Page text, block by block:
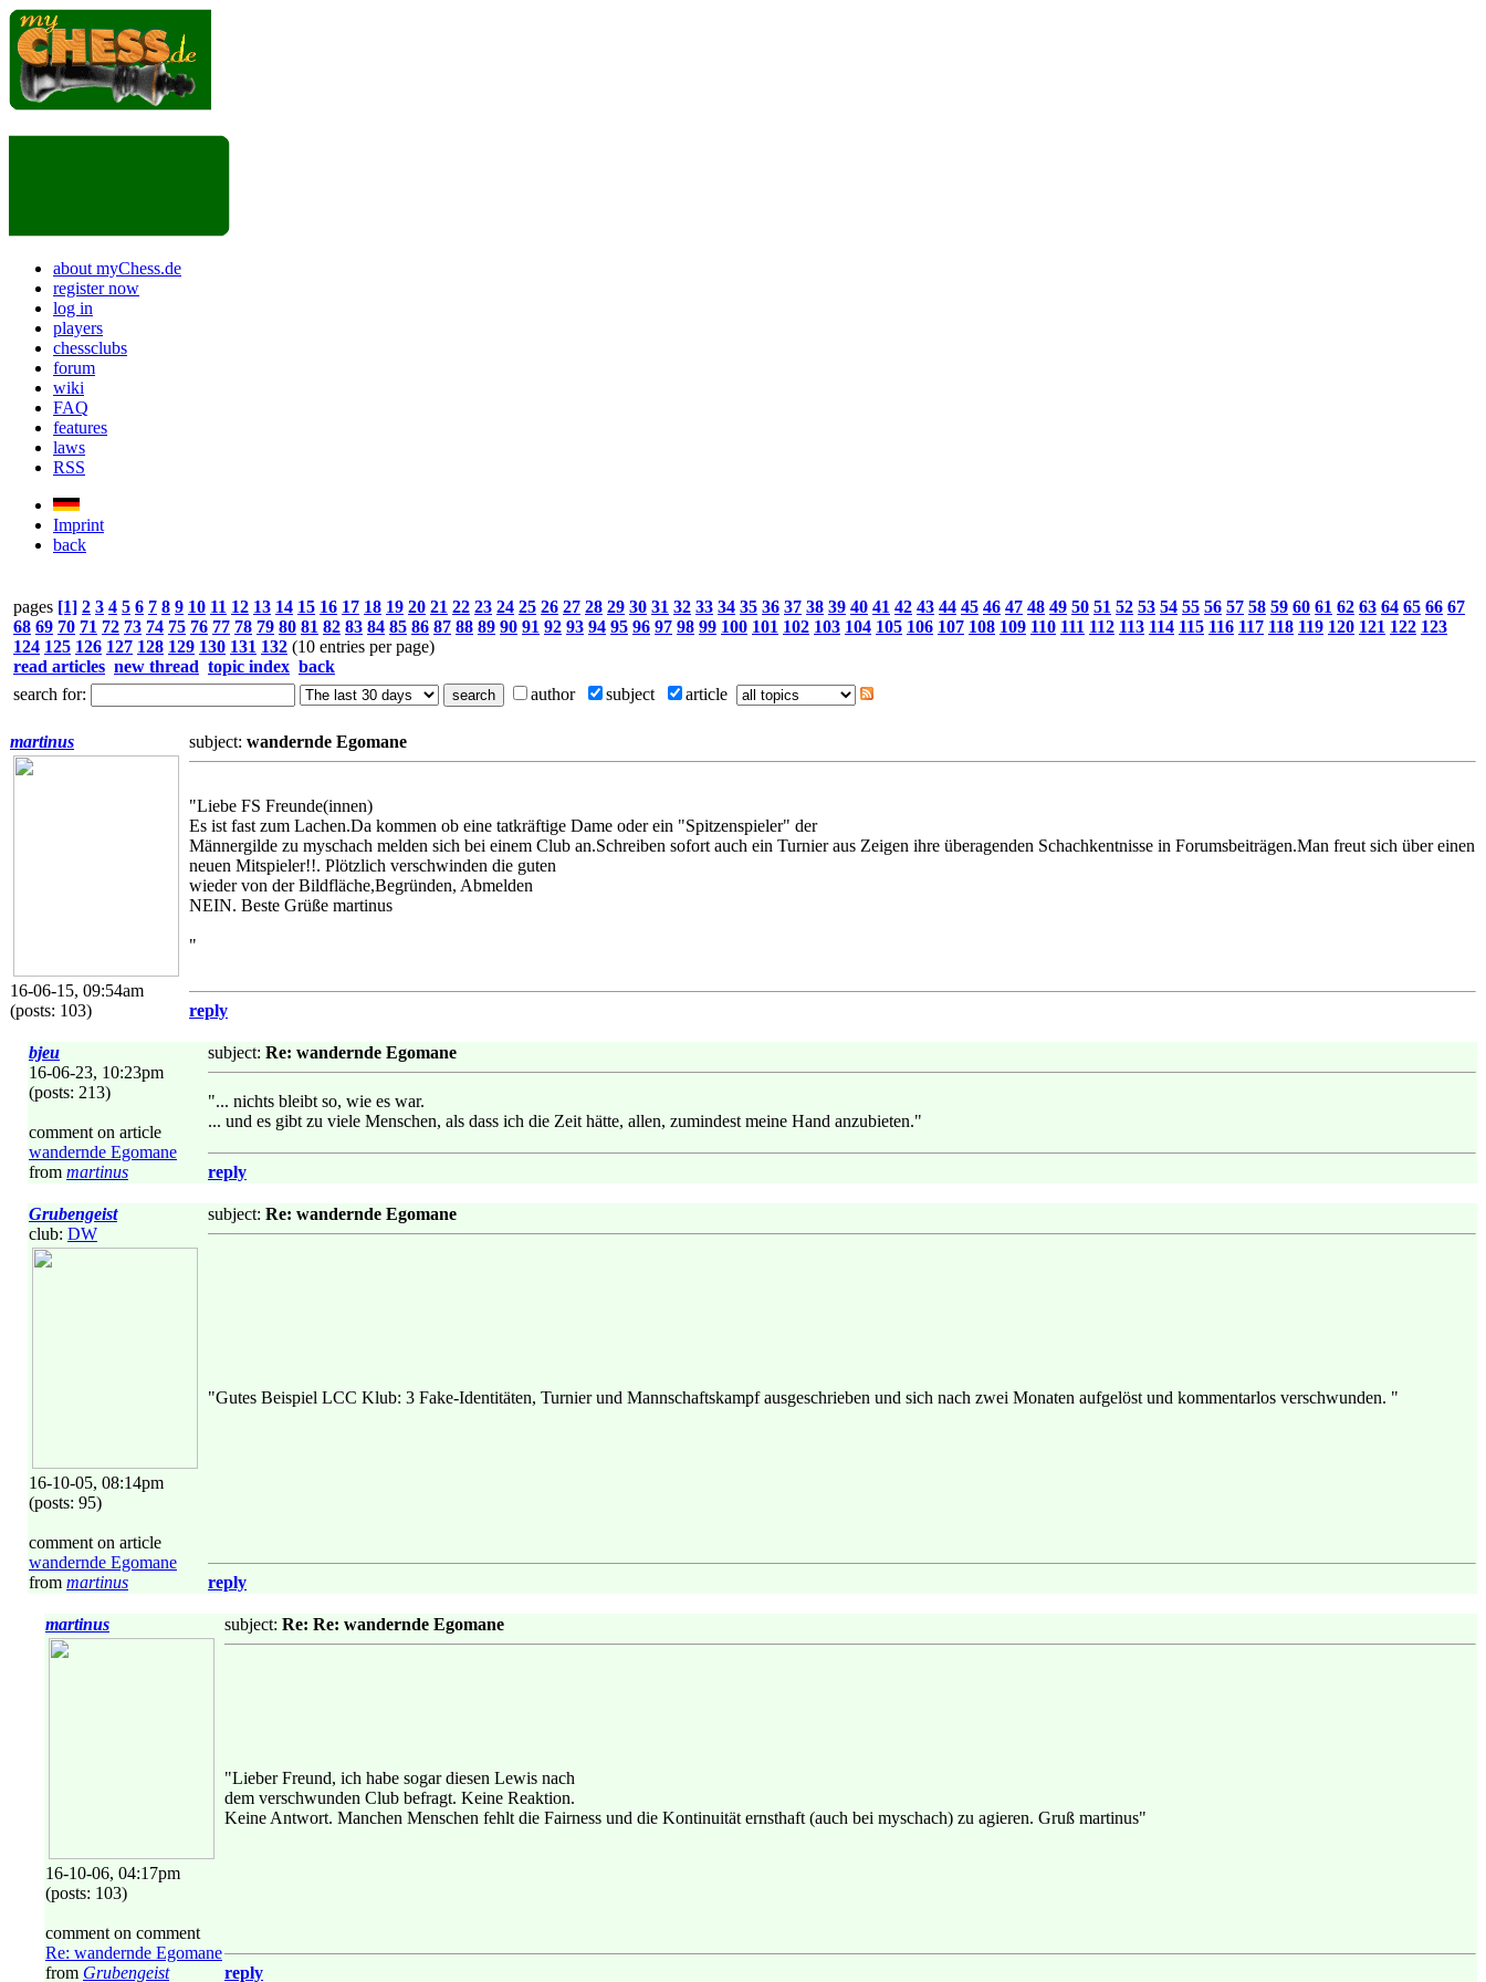
about myChess.de
register now
log in
players
chessclubs
forum
wiki
FAQ
features
laws
RSS
Imprint
back
pages [1] 2 3 4 5 6 7 8 9 10 11 12 13 14 15 16 17 18 19 20 21 22 23 24 25 26 27 28 29 30 31 32 33 34 35 36 37 38 39 40 41 42 43 44 45 46 47 48 49 50 51 52 53 54 55 56 57 58 59 60 61 62 63 64 65 66 67
68 69 70 71 72 73 74 75 76 77 78 79 80 81 82 83 84 85 86 87 88 89 90 91 92 93 94 95 96 97 98 99 100 101 102 103 104 105 106 107 108 109 110 111 112 113 114 115 116 117 118 119 120 121 122 123
124 125 126 127 128 129 130 131 132 (10 entries per page)
read articles new thread topic index back
search for:
author subject article
martinus
16-06-15, 09:54am
(posts: 103)
subject: wandernde Egomane
"Liebe FS Freunde(innen)
Es ist fast zum Lachen.Da kommen ob eine tatkräftige Dame oder ein "Spitzenspieler" der
Männergilde zu myschach melden sich bei einem Club an.Schreiben sofort auch ein Turnier aus Zeigen ihre überagenden Schachkentnisse in Forumsbeiträgen.Man freut sich über einen
neuen Mitspieler!!. Plötzlich verschwinden die guten
wieder von der Bildfläche,Begründen, Abmelden
NEIN. Beste Grüße martinus
"
reply
bjeu
16-06-23, 10:23pm
(posts: 213)
comment on article
wandernde Egomane
from martinus
subject: Re: wandernde Egomane
"... nichts bleibt so, wie es war.
... und es gibt zu viele Menschen, als dass ich die Zeit hätte, allen, zumindest meine Hand anzubieten."
reply
Grubengeist
club: DW
16-10-05, 08:14pm
(posts: 95)
comment on article
wandernde Egomane
from martinus
subject: Re: wandernde Egomane
"Gutes Beispiel LCC Klub: 3 Fake-Identitäten, Turnier und Mannschaftskampf ausgeschrieben und sich nach zwei Monaten aufgelöst und kommentarlos verschwunden. "
reply
martinus
16-10-06, 04:17pm
(posts: 103)
comment on comment
Re: wandernde Egomane
from Grubengeist
subject: Re: Re: wandernde Egomane
"Lieber Freund, ich habe sogar diesen Lewis nach
dem verschwunden Club befragt. Keine Reaktion.
Keine Antwort. Manchen Menschen fehlt die Fairness und die Kontinuität ernsthaft (auch bei myschach) zu agieren. Gruß martinus"
reply